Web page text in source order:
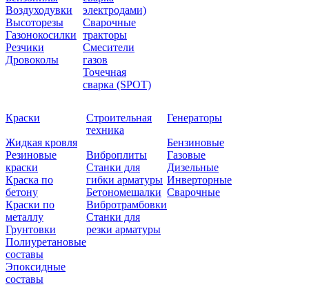
Воздуходувки
Высоторезы
Газонокосилки
Резчики
Дровоколы
электродами)
Сварочные
тракторы
Смесители
газов
Точечная
сварка (SPOT)
Краски
Жидкая кровля
Резиновые
краски
Краска по
бетону
Краски по
металлу
Грунтовки
Полиуретановые
составы
Эпоксидные
составы
Строительная
техника
Виброплиты
Станки для
гибки арматуры
Бетономешалки
Вибротрамбовки
Станки для
резки арматуры
Генераторы
Бензиновые
Газовые
Дизельные
Инверторные
Сварочные